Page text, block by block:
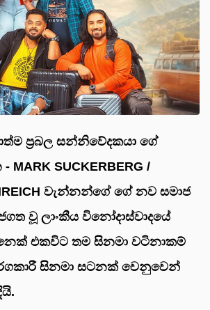
ප්‍රබල සන්නිවේදකයා ගේ
MARK SUCKERBERG /
වැන්නන්ගේ ගේ නව සමාජ
වූ ලාංකීය විනෝදාස්වාදයේ
එකවිට තම සිනමා වටිනාකම්
සිනමා සටනක් වෙනුවෙන්